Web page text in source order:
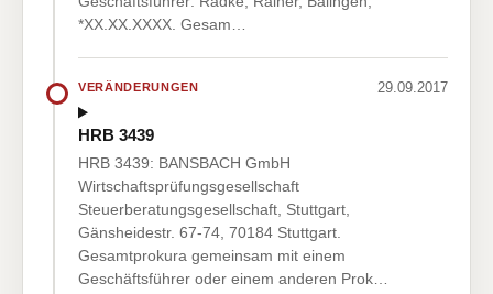
*XX.XX.XXXX. Gesam…
VERÄNDERUNGEN 29.09.2017
HRB 3439
HRB 3439: BANSBACH GmbH
Wirtschaftsprüfungsgesellschaft
Steuerberatungsgesellschaft, Stuttgart,
Gänsheidestr. 67-74, 70184 Stuttgart.
Gesamtprokura gemeinsam mit einem
Geschäftsführer oder einem anderen Prok…